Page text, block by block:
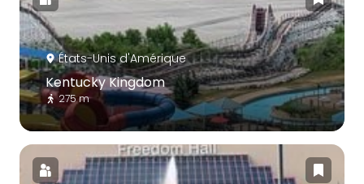
États-Unis d'Amérique
Kentucky Kingdom
275 m